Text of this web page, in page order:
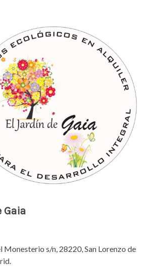
Gaia
Monesterio s/n, 28220, San Lorenzo de